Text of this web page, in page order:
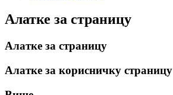
Алатке за страницу
Алатке за страницу
Алатке за корисничку страницу